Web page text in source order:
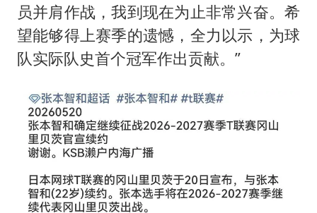
员并肩作战，我到现在为止非常兴奋。希
望能够得上赛季的遗憾，全力以示，为球
队实际队史首个冠军作出贡献。”